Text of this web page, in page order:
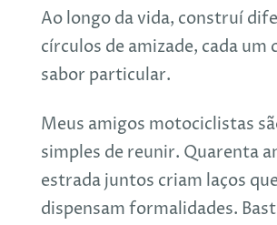
Ao longo da vida, construí
círculos de amizade, cada um
sabor particular.
Meus amigos motociclistas
simples de reunir. Quarenta
estrada juntos criam laços
dispensam formalidades.